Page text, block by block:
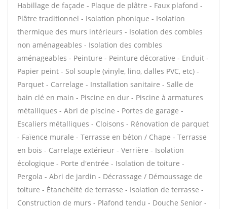
Habillage de façade - Plaque de plâtre - Faux plafond -
Plâtre traditionnel - Isolation phonique - Isolation
thermique des murs intérieurs - Isolation des combles
non aménageables - Isolation des combles
aménageables - Peinture - Peinture décorative - Enduit -
Papier peint - Sol souple (vinyle, lino, dalles PVC, etc) -
Parquet - Carrelage - Installation sanitaire - Salle de
bain clé en main - Piscine en dur - Piscine à armatures
métalliques - Abri de piscine - Portes de garage -
Escaliers métalliques - Cloisons - Rénovation de parquet
- Faïence murale - Terrasse en béton / Chape - Terrasse
en bois - Carrelage extérieur - Verrière - Isolation
écologique - Porte d'entrée - Isolation de toiture -
Pergola - Abri de jardin - Décrassage / Démoussage de
toiture - Étanchéité de terrasse - Isolation de terrasse -
Construction de murs - Plafond tendu - Douche Senior -